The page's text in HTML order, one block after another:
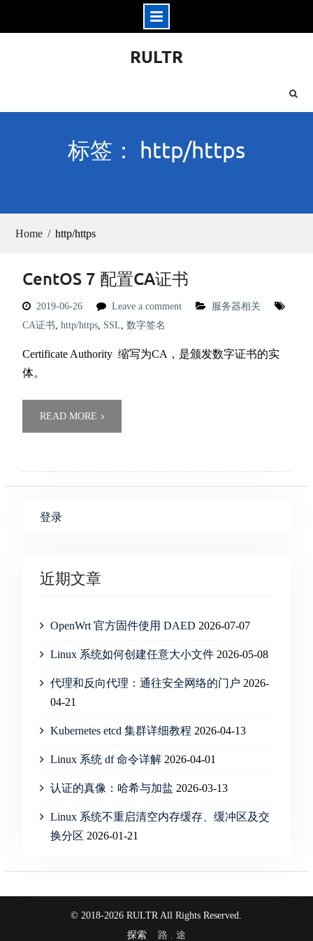
RULTR
标签： http/https
Home http/https
CentOS 7 配置CA证书
2019-06-26 Leave a comment
服务器相关
CA证书, http/https, SSL, 数字签名
Certificate Authority 缩写为CA，是颁发数字证书的实
体。
READ MORE
登录
近期文章
OpenWrt 官方固件使用 DAED 2026-07-07
Linux 系统如何创建任意大小文件 2026-05-08
代理和反向代理：通往安全网络的门户 2026-
04-21
Kubernetes etcd 集群详细教程 2026-04-13
Linux 系统 df 命令详解 2026-04-01
认证的真像：哈希与加盐 2026-03-13
Linux 系统不重启清空内存缓存、缓冲区及交
换分区 2026-01-21
© 2018-2026 RULTR All Rights Reserved.
探索 路 . 途